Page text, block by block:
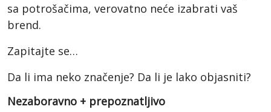
sa potrošačima, verovatno neće izabrati vaš
brend.
Zapitajte se…
Da li ima neko značenje? Da li je lako objasniti?
Nezaboravno + prepoznatljivo